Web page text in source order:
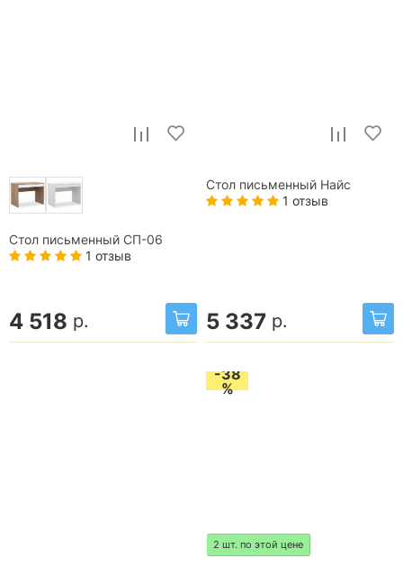
Стол письменный СП-06
1 отзыв
4 518 р.
Стол письменный Найс
1 отзыв
5 337 р.
-38
%
2 шт. по этой цене